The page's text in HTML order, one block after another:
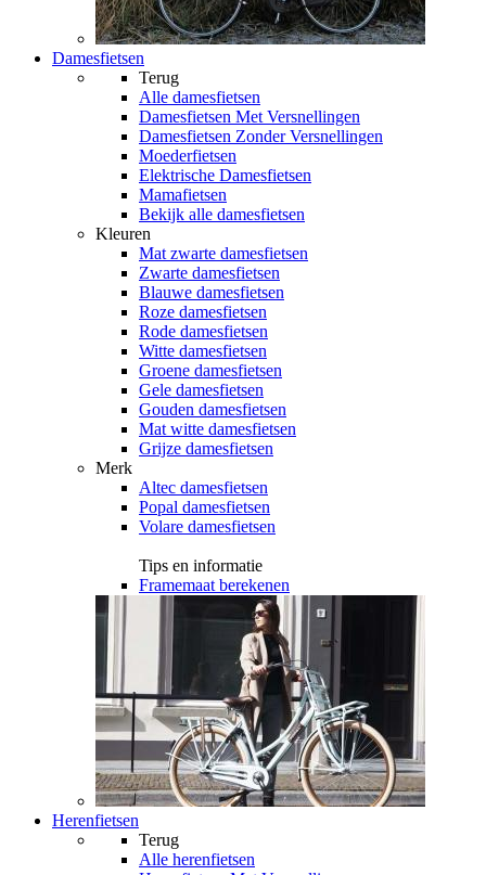
Damesfietsen
Terug
Alle damesfietsen
Damesfietsen Met Versnellingen
Damesfietsen Zonder Versnellingen
Moederfietsen
Elektrische Damesfietsen
Mamafietsen
Bekijk alle damesfietsen
Kleuren
Mat zwarte damesfietsen
Zwarte damesfietsen
Blauwe damesfietsen
Roze damesfietsen
Rode damesfietsen
Witte damesfietsen
Groene damesfietsen
Gele damesfietsen
Gouden damesfietsen
Mat witte damesfietsen
Grijze damesfietsen
Merk
Altec damesfietsen
Popal damesfietsen
Volare damesfietsen
Tips en informatie
Framemaat berekenen
Herenfietsen
Terug
Alle herenfietsen